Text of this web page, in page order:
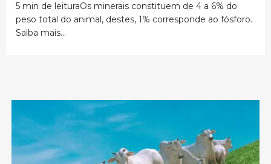
5 min de leituraOs minerais constituem de 4 a 6% do
peso total do animal, destes, 1% corresponde ao fósforo.
Saiba mais...